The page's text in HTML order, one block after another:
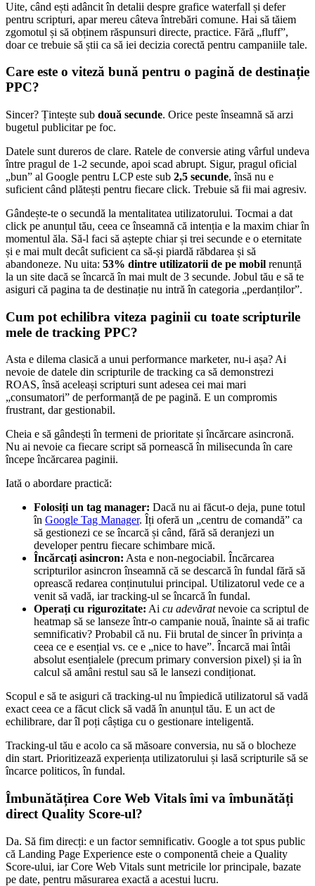
Uite, când ești adâncit în detalii despre grafice waterfall și defer
pentru scripturi, apar mereu câteva întrebări comune. Hai să tăiem
zgomotul și să obținem răspunsuri directe, practice. Fără „fluff”,
doar ce trebuie să știi ca să iei decizia corectă pentru campaniile tale.
Care este o viteză bună pentru o pagină de destinație
PPC?
Sincer? Țintește sub două secunde. Orice peste înseamnă să arzi
bugetul publicitar pe foc.
Datele sunt dureros de clare. Ratele de conversie ating vârful undeva
între pragul de 1-2 secunde, apoi scad abrupt. Sigur, pragul oficial
„bun” al Google pentru LCP este sub 2,5 secunde, însă nu e
suficient când plătești pentru fiecare click. Trebuie să fii mai agresiv.
Gândește-te o secundă la mentalitatea utilizatorului. Tocmai a dat
click pe anunțul tău, ceea ce înseamnă că intenția e la maxim chiar în
momentul ăla. Să-l faci să aștepte chiar și trei secunde e o eternitate
și e mai mult decât suficient ca să-și piardă răbdarea și să
abandoneze. Nu uita: 53% dintre utilizatorii de pe mobil renunță
la un site dacă se încarcă în mai mult de 3 secunde. Jobul tău e să te
asiguri că pagina ta de destinație nu intră în categoria „perdanților”.
Cum pot echilibra viteza paginii cu toate scripturile
mele de tracking PPC?
Asta e dilema clasică a unui performance marketer, nu-i așa? Ai
nevoie de datele din scripturile de tracking ca să demonstrezi
ROAS, însă aceleași scripturi sunt adesea cei mai mari
„consumatori” de performanță de pe pagină. E un compromis
frustrant, dar gestionabil.
Cheia e să gândești în termeni de prioritate și încărcare asincronă.
Nu ai nevoie ca fiecare script să pornească în milisecunda în care
începe încărcarea paginii.
Iată o abordare practică:
Folosiți un tag manager: Dacă nu ai făcut-o deja, pune totul
în Google Tag Manager. Îți oferă un „centru de comandă” ca
să gestionezi ce se încarcă și când, fără să deranjezi un
developer pentru fiecare schimbare mică.
Încărcați asincron: Asta e non-negociabil. Încărcarea
scripturilor asincron înseamnă că se descarcă în fundal fără să
oprească redarea conținutului principal. Utilizatorul vede ce a
venit să vadă, iar tracking-ul se încarcă în fundal.
Operați cu rigurozitate: Ai cu adevăratnevoie ca scriptul de
heatmap să se lanseze într-o campanie nouă, înainte să ai trafic
semnificativ? Probabil că nu. Fii brutal de sincer în privința a
ceea ce e esențial vs. ce e „nice to have”. Încarcă mai întâi
absolut esențialele (precum primary conversion pixel) și ia în
calcul să amâni restul sau să le lansezi condiționat.
Scopul e să te asiguri că tracking-ul nu împiedică utilizatorul să vadă
exact ceea ce a făcut click să vadă în anunțul tău. E un act de
echilibrare, dar îl poți câștiga cu o gestionare inteligentă.
Tracking-ul tău e acolo ca să măsoare conversia, nu să o blocheze
din start. Prioritizează experiența utilizatorului și lasă scripturile să se
încarce politicos, în fundal.
Îmbunătățirea Core Web Vitals îmi va îmbunătăți
direct Quality Score-ul?
Da. Să fim direcți: e un factor semnificativ. Google a tot spus public
că Landing Page Experience este o componentă cheie a Quality
Score-ului, iar Core Web Vitals sunt metricile lor principale, bazate
pe date, pentru măsurarea exactă a acestui lucru.